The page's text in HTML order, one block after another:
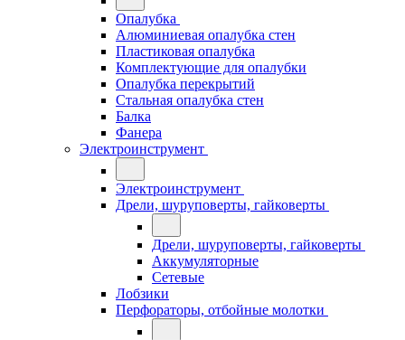
Опалубка
Алюминиевая опалубка стен
Пластиковая опалубка
Комплектующие для опалубки
Опалубка перекрытий
Стальная опалубка стен
Балка
Фанера
Электроинструмент
Электроинструмент
Дрели, шуруповерты, гайковерты
Дрели, шуруповерты, гайковерты
Аккумуляторные
Сетевые
Лобзики
Перфораторы, отбойные молотки